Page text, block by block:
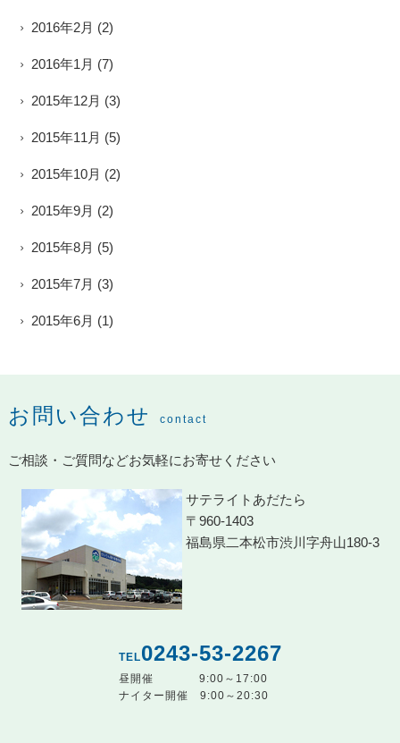
2016年2月 (2)
2016年1月 (7)
2015年12月 (3)
2015年11月 (5)
2015年10月 (2)
2015年9月 (2)
2015年8月 (5)
2015年7月 (3)
2015年6月 (1)
お問い合わせ contact
ご相談・ご質問などお気軽にお寄せください
サテライトあだたら
〒960-1403
福島県二本松市渋川字舟山180-3
TEL0243-53-2267
昼開催
9:00～17:00
ナイター開催
9:00～20:30